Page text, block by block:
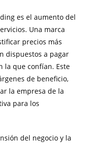
es el aumento del
Una marca
precios más
dispuestos a pagar
la que confían. Este
de beneficio,
la empresa de la
para los
del negocio y la